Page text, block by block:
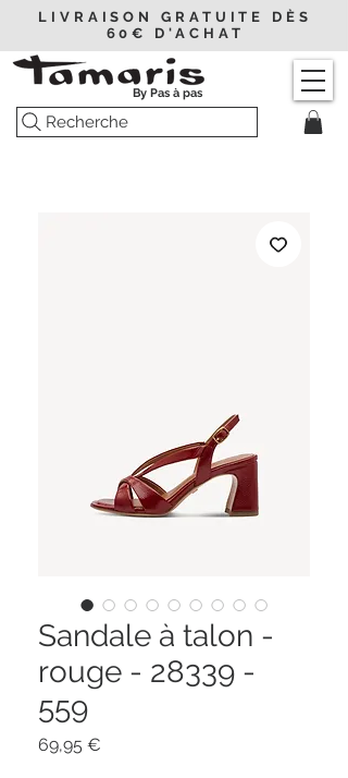
LIVRAISON GRATUITE DÈS
60€ D'ACHAT
Recherche
By Pas à pas
Sandale à talon -
rouge - 28339 -
559
69,95 €